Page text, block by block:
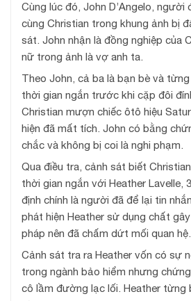
Cùng lúc đó, John D’Angelo, người
cùng Christian trong khung ảnh bị
sát. John nhận là đồng nghiệp của
nữ trong ảnh là vợ anh ta.
Theo John, cả ba là bạn bè và
thời gian ngắn trước khi cặp đôi
Christian mượn chiếc ôtô hiệu
hiện đã mất tích. John có bằng
chắc và không bị coi là nghi phạm.
Qua điều tra, cảnh sát biết
thời gian ngắn với Heather Lavelle,
định chính là người đã để lại tin
phát hiện Heather sử dụng chất
pháp nên đã chấm dứt mối quan hệ.
Cảnh sát tra ra Heather vốn có sự
trong ngành bảo hiểm nhưng
cô lầm đường lạc lối. Heather